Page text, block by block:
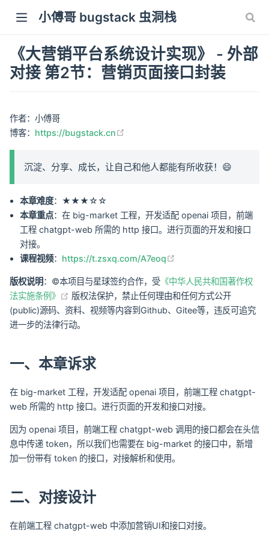
小傅哥 bugstack 虫洞栈
《大营销平台系统设计实现》 - 外部
对接 第2节：营销页面接口封装
作者：小傅哥
博客： https://bugstack.cn
沉淀、分享、成长，让自己和他人都能有所收获！😄
本章难度：★★★☆☆
本章重点：在 big-market 工程，开发适配 openai 项目，前端
工程 chatgpt-web 所需的 http 接口。进行页面的开发和接口
对接。
课程视频： https://t.zsxq.com/A7eoq
版权说明：©本项目与星球签约合作，受 《中华人民共和国著作权
法实施条例》
(opens new window)
版权法保护，禁止任何理由和任何方式公开
(public)源码、资料、视频等内容到Github、Gitee等，违反可追究
进一步的法律行动。
一、本章诉求
在 big-market 工程，开发适配 openai 项目，前端工程 chatgpt-
web 所需的 http 接口。进行页面的开发和接口对接。
因为 openai 项目，前端工程 chatgpt-web 调用的接口都会在头信
息中传递 token，所以我们也需要在 big-market 的接口中，新增
加一份带有 token 的接口，对接解析和使用。
二、对接设计
在前端工程 chatgpt-web 中添加营销UI和接口对接。